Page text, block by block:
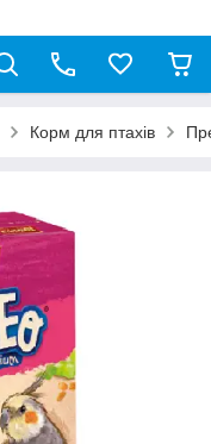
Корм для птахів